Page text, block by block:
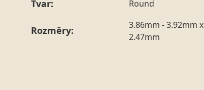
Tvar: Round
Rozměry:
3.86mm - 3.92mm x
2.47mm